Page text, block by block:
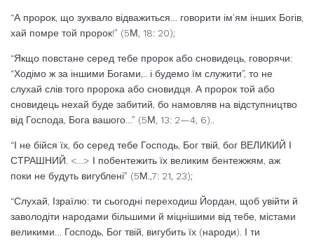
“А пророк, що зухвало відважиться… говорити ім’ям інших Богів,
хай помре той пророк!” (5М, 18: 20);
“Якщо повстане серед тебе пророк або сновидець, говорячи:
“Ходімо ж за іншими Богами,.. і будемо їм служити”, то не
слухай слів того пророка або сновидця. А пророк той або
сновидець нехай буде забитий, бо намовляв на відступництво
від Господа, Бога вашого…” (5М, 13: 2—4, 6)..
“І не бійся їх, бо серед тебе Господь, Бог твій, бог ВЕЛИКИЙ І
СТРАШНИЙ. <…> І побентежить їх великим бентежжям, аж
поки не будуть вигублені” (5М.,7: 21, 23);
“Слухай, Ізраїлю: ти сьогодні переходиш Йордан, щоб увійти й
заволодіти народами більшими й міцнішими від тебе, містами
великими… Господь, Бог твій, вигубить їх (народи). І ти